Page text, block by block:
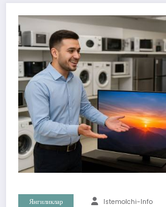
Янгиликлар Istemolchi-Info